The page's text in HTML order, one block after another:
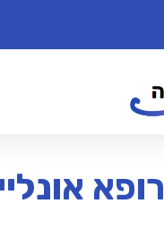
רופא